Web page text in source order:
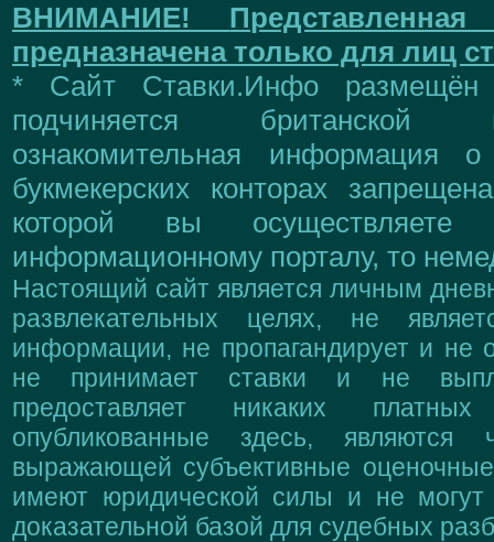
ВНИМАНИЕ!
предназначена только для лиц
* Сайт Ставки.Инфо размещён
подчиняется британской
ознакомительная информация
букмекерских конторах
которой вы
информационному порталу, то
Настоящий сайт является личным
развлекательных целях, не
информации, не пропагандирует и не
не принимает ставки и не
предоставляет никаких
опубликованные здесь, являются
выражающей субъективные
имеют юридической силы и не могут
доказательной базой для судебных